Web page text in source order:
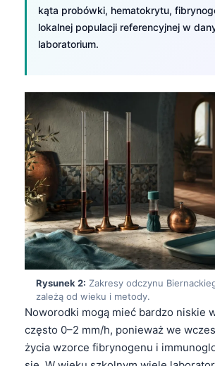
kąta probówki, hematokrytu,
lokalnej populacji referencyjnej w
laboratorium.
Rysunek 2: Zakresy odczynu
zależą od wieku i metody.
Noworodki mogą mieć bardzo niskie
często 0–2 mm/h, ponieważ we
życia wzorce fibrynogenu i